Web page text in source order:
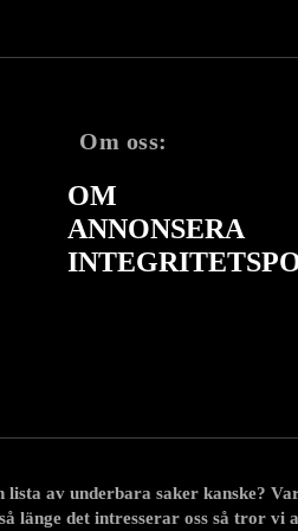
Om oss:
OM
ANNONSERA
av underbara saker kanske?
länge det intresserar oss så tror vi